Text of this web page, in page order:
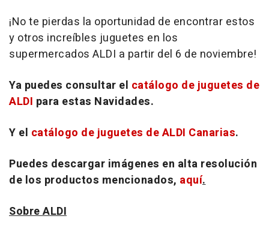
¡No te pierdas la oportunidad de encontrar estos
y otros increíbles juguetes en los
supermercados ALDI a partir del 6 de noviembre!
Ya puedes consultar el catálogo de juguetes de
ALDI para estas Navidades.
Y el catálogo de juguetes de ALDI Canarias.
Puedes descargar imágenes en alta resolución
de los productos mencionados, aquí.
Sobre ALDI